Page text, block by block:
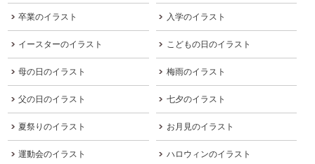
卒業のイラスト 入学のイラスト
イースターのイラスト こどもの日のイラスト
母の日のイラスト 梅雨のイラスト
父の日のイラスト 七夕のイラスト
夏祭りのイラスト お月見のイラスト
運動会のイラスト ハロウィンのイラスト